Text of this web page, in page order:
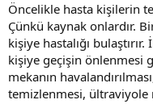
Öncelikle hasta kişilerin
Çünkü kaynak onlardır.
kişiye hastalığı
kişiye geçişin önlenmesi
mekanın
temizlenmesi, ültraviyole